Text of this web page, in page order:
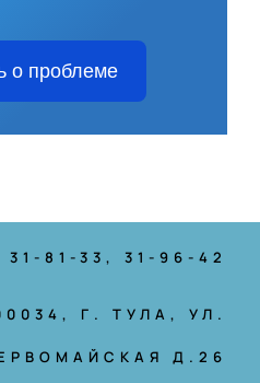
о проблеме
31-81-33, 31-96-42
Г. ТУЛА, УЛ.
Д.26